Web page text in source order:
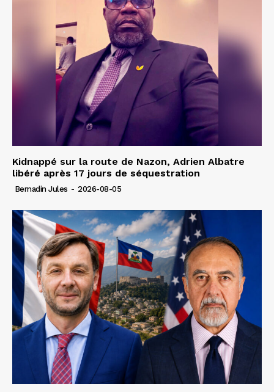
Kidnappé sur la route de Nazon, Adrien Albatre
libéré après 17 jours de séquestration
Bernadin Jules - 2026-08-05